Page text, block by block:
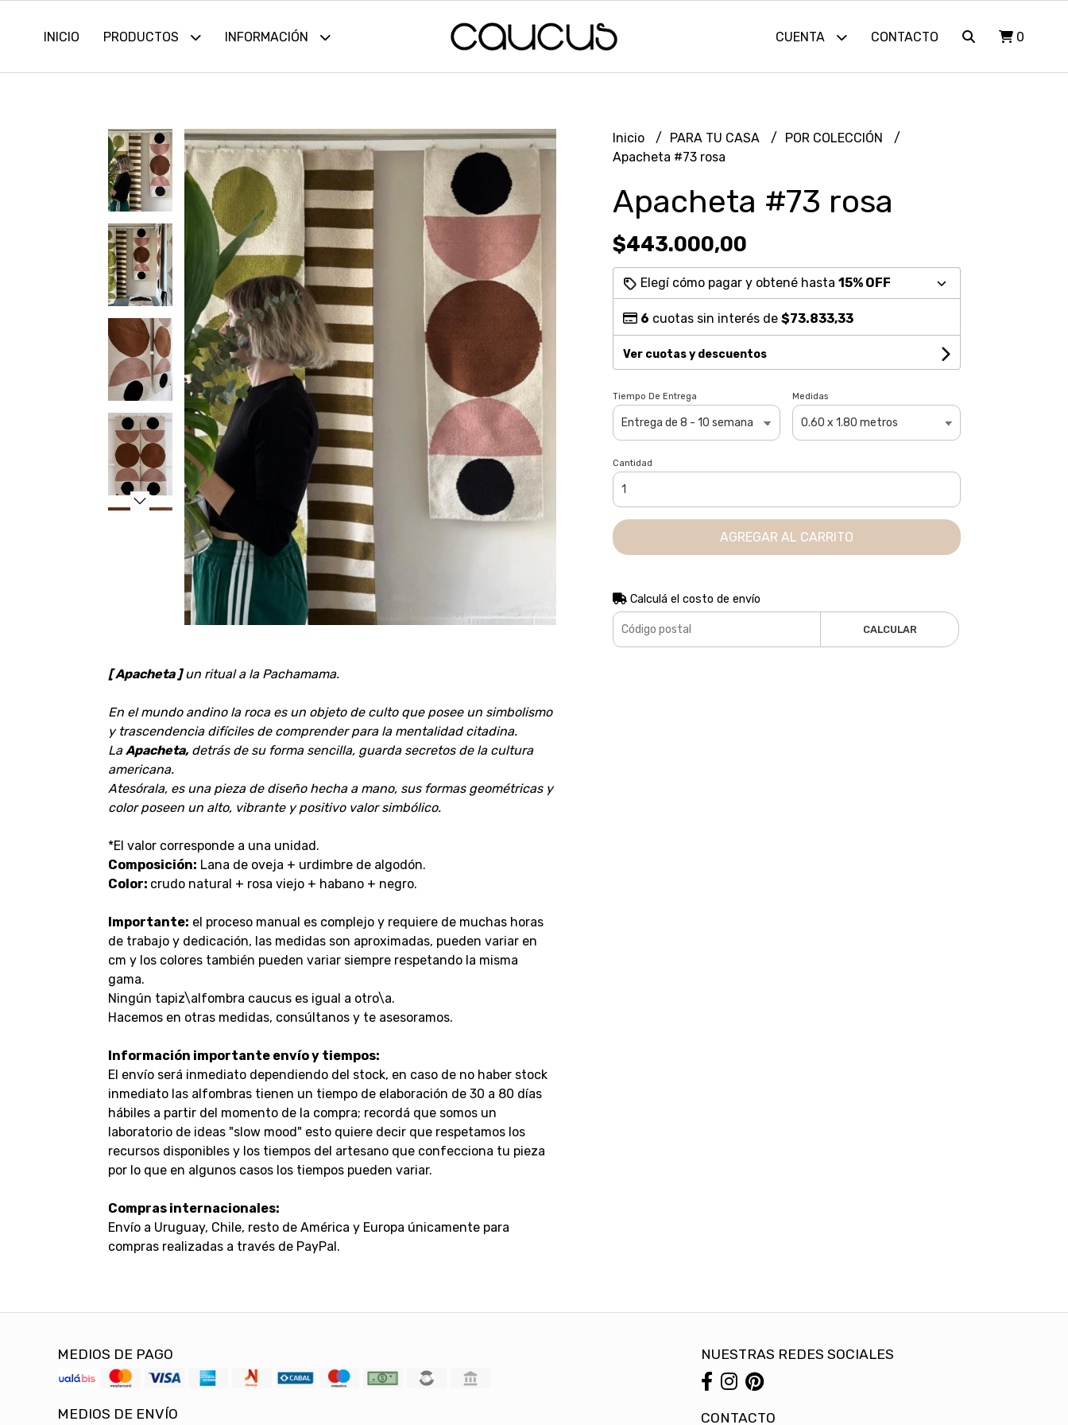
INICIO PRODUCTOS INFORMACIÓN CUENTA CONTACTO 0
[ Apacheta ] un ritual a la Pachamama.
En el mundo andino la roca es un objeto de culto que posee un simbolismo
y trascendencia difíciles de comprender para la mentalidad citadina.
LaApacheta, detrás de su forma sencilla, guarda secretos de la cultura
americana.
Atesórala, es una pieza de diseño hecha a mano, sus formas geométricas y
color poseen un alto, vibrante y positivo valor simbólico.
*El valor corresponde a una unidad.
Composición: Lana de oveja + urdimbre de algodón.
Color: crudo natural + rosa viejo + habano + negro.
Importante: el proceso manual es complejo y requiere de muchas horas
de trabajo y dedicación, las medidas son aproximadas, pueden variar en
cm y los colores también pueden variar siempre respetando la misma
gama.
Ningún tapiz\alfombra caucus es igual a otro\a.
Hacemos en otras medidas, consúltanos y te asesoramos.
Información importante envío y tiempos:
El envío será inmediato dependiendo del stock, en caso de no haber stock
inmediato las alfombras tienen un tiempo de elaboración de 30 a 80 días
hábiles a partir del momento de la compra; recordá que somos un
laboratorio de ideas "slow mood" esto quiere decir que respetamos los
recursos disponibles y los tiempos del artesano que confecciona tu pieza
por lo que en algunos casos los tiempos pueden variar.
Compras internacionales:
Envío a Uruguay, Chile, resto de América y Europa únicamente para
compras realizadas a través de PayPal.
Inicio PARA TU CASA
POR COLECCIÓN
Apacheta #73 rosa
Apacheta #73 rosa
$443.000,00
Elegí cómo pagar y obtené hasta 15% OFF
6 cuotas sin interés de $73.833,33
Ver cuotas y descuentos
Tiempo De Entrega Medidas
Cantidad
AGREGAR AL CARRITO
Calculá el costo de envío
CALCULAR
MEDIOS DE PAGO
MEDIOS DE ENVÍO
NUESTRAS REDES SOCIALES
CONTACTO